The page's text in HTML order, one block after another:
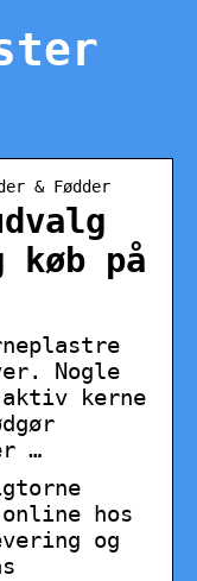
& Fødder
køb på
Nogle
kerne
…
online hos
og